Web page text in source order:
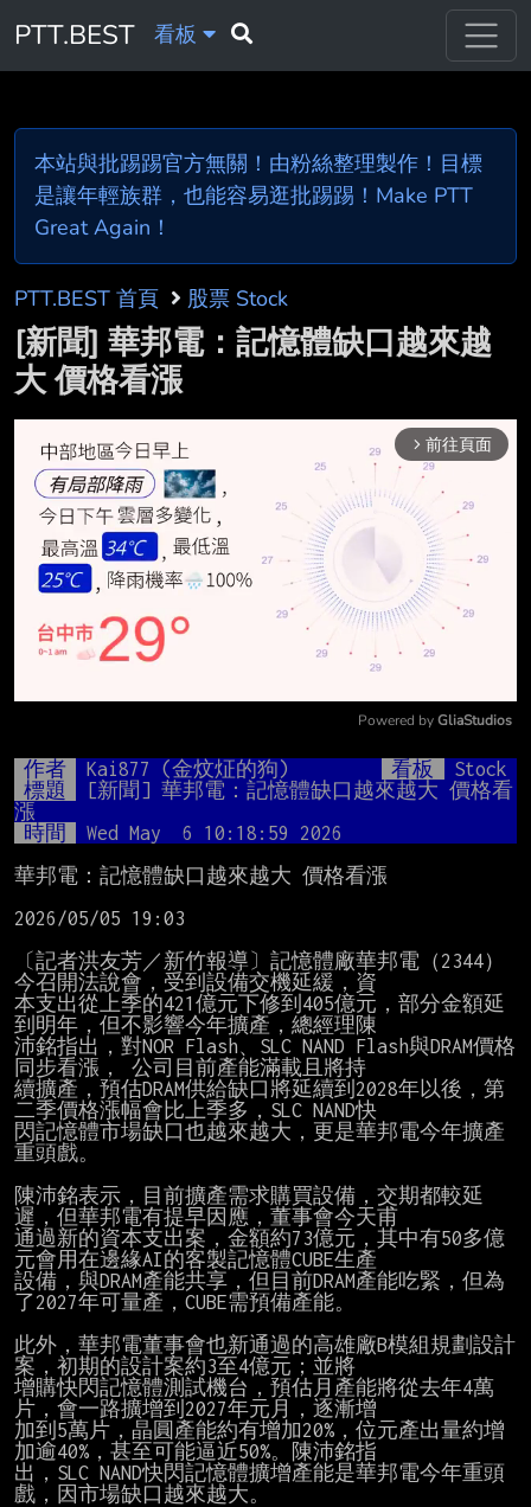
PTT.BEST 看板
本站與批踢踢官方無關！由粉絲整理製作！目標
是讓年輕族群，也能容易逛批踢踢！Make PTT
Great Again！
PTT.BEST 首頁 股票 Stock
[新聞] 華邦電：記憶體缺口越來越
大 價格看漲
arrow_forward_ios 前往頁面
Mute
Powered by GliaStudios
作者 Kai877 (金炆炡的狗) 看板
Stock
標題
[新聞] 華邦電：記憶體缺口越來越大 價格看
漲
時間
Wed May  6 10:18:59 2026
華邦電：記憶體缺口越來越大 價格看漲
2026/05/05 19:03
〔記者洪友芳／新竹報導〕記憶體廠華邦電（2344）
今召開法說會，受到設備交機延緩，資
本支出從上季的421億元下修到405億元，部分金額延
到明年，但不影響今年擴產，總經理陳
沛銘指出，對NOR Flash、SLC NAND Flash與DRAM價格
同步看漲， 公司目前產能滿載且將持
續擴產，預估DRAM供給缺口將延續到2028年以後，第
二季價格漲幅會比上季多，SLC NAND快
閃記憶體市場缺口也越來越大，更是華邦電今年擴產
重頭戲。
陳沛銘表示，目前擴產需求購買設備，交期都較延
遲，但華邦電有提早因應，董事會今天甫
通過新的資本支出案，金額約73億元，其中有50多億
元會用在邊緣AI的客製記憶體CUBE生產
設備，與DRAM產能共享，但目前DRAM產能吃緊，但為
了2027年可量產，CUBE需預備產能。
此外，華邦電董事會也新通過的高雄廠B模組規劃設計
案，初期的設計案約3至4億元；並將
增購快閃記憶體測試機台，預估月產能將從去年4萬
片，會一路擴增到2027年元月，逐漸增
加到5萬片，晶圓產能約有增加20%，位元產出量約增
加逾40%，甚至可能逼近50%。陳沛銘指
出，SLC NAND快閃記憶體擴增產能是華邦電今年重頭
戲，因市場缺口越來越大。